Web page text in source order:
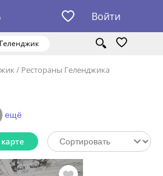
Войти
Геленджик
/ Рестораны Геленджика
ещё